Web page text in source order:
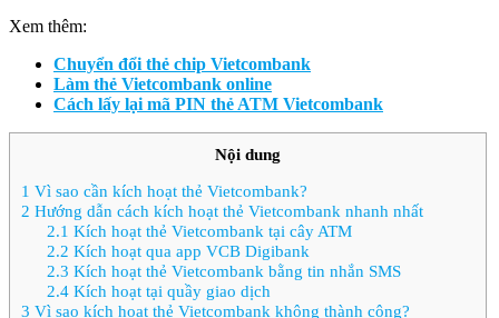
Xem thêm:
Chuyển đổi thẻ chip Vietcombank
Làm thẻ Vietcombank online
Cách lấy lại mã PIN thẻ ATM Vietcombank
Nội dung
1 Vì sao cần kích hoạt thẻ Vietcombank?
2 Hướng dẫn cách kích hoạt thẻ Vietcombank nhanh nhất
2.1 Kích hoạt thẻ Vietcombank tại cây ATM
2.2 Kích hoạt qua app VCB Digibank
2.3 Kích hoạt thẻ Vietcombank bằng tin nhắn SMS
2.4Kích hoạt tại quầy giao dịch
3 Vì sao kích hoạt thẻ Vietcombank không thành công?